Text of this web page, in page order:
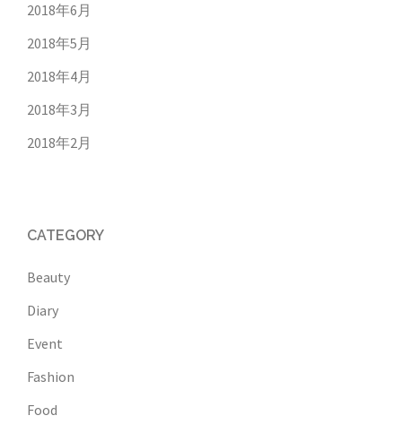
2018年6月
2018年5月
2018年4月
2018年3月
2018年2月
CATEGORY
Beauty
Diary
Event
Fashion
Food